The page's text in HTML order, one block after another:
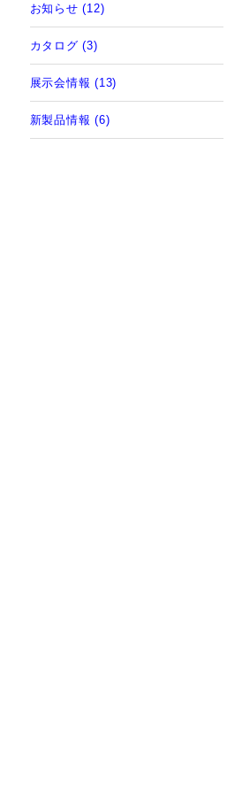
お知らせ (12)
カタログ (3)
展示会情報 (13)
新製品情報 (6)